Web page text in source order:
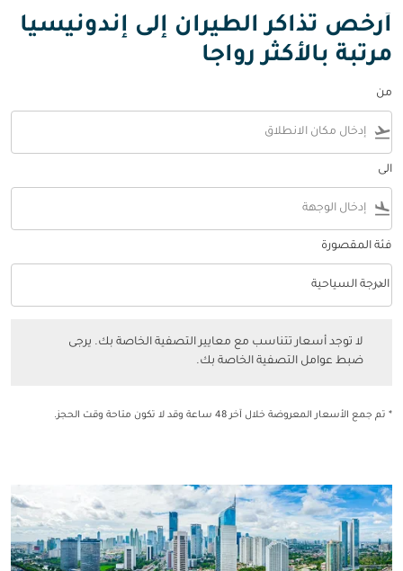
أرخص تذاكر الطيران إلى إندونيسيا
مرتبة بالأكثر رواجا
من
flight_takeoff
الى
flight_land
فئة المقصورة
فئة المقصورة option الدرجة السياحية Selected
الدرجة السياحية
keyboard_arrow_down
لا توجد أسعار تتناسب مع معايير التصفية الخاصة بك. يرجى
ضبط عوامل التصفية الخاصة بك.
* تم جمع الأسعار المعروضة خلال آخر 48 ساعة وقد لا تكون متاحة وقت الحجز.